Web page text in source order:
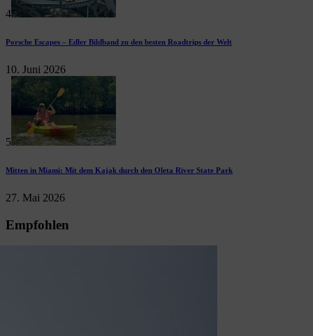
4
Porsche Escapes – Edler Bildband zu den besten Roadtrips der Welt
10. Juni 2026
5
Mitten in Miami: Mit dem Kajak durch den Oleta River State Park
27. Mai 2026
Empfohlen